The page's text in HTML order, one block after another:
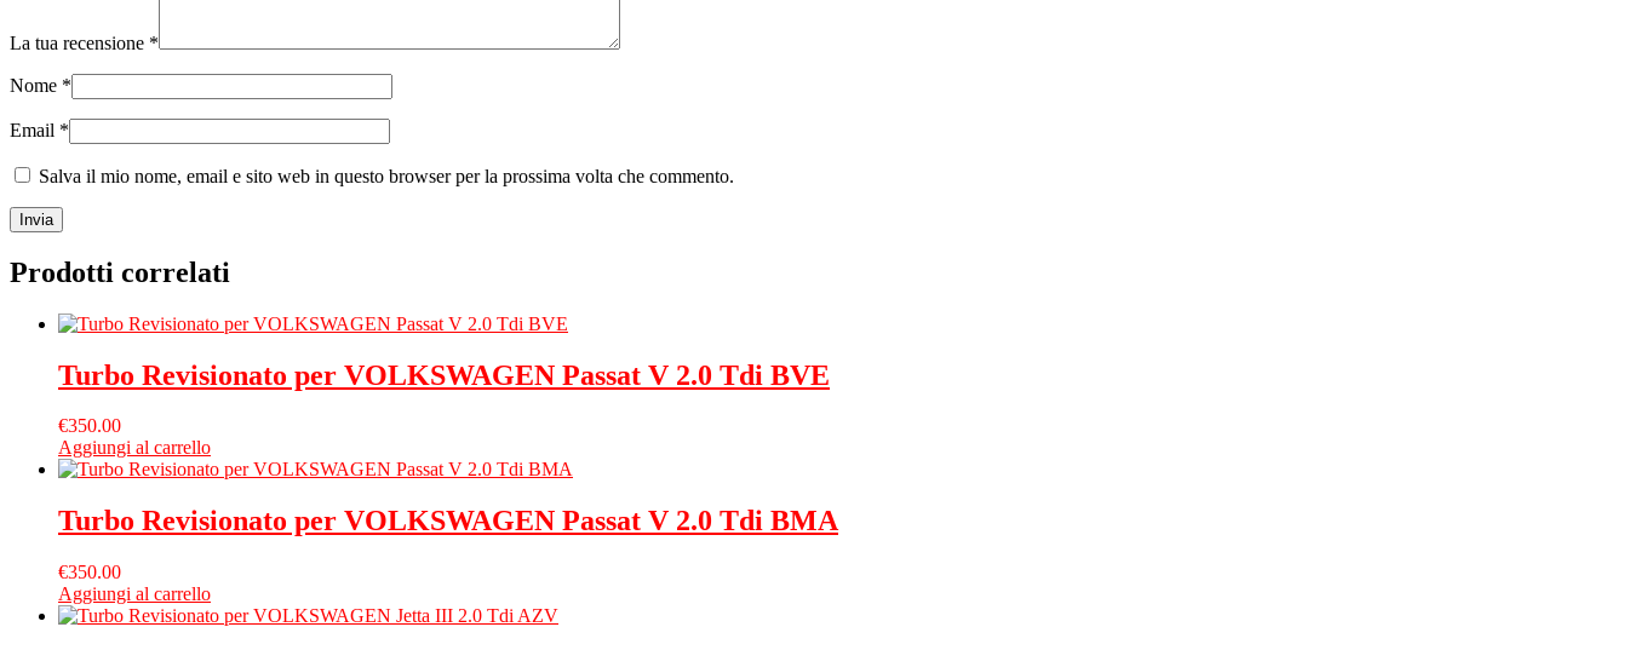
La tua recensione *
Nome *
Email *
Salva il mio nome, email e sito web in questo browser per la prossima volta che commento.
Prodotti correlati
Turbo Revisionato per VOLKSWAGEN Passat V 2.0 Tdi BVE
€350.00
Aggiungi al carrello
Turbo Revisionato per VOLKSWAGEN Passat V 2.0 Tdi BMA
€350.00
Aggiungi al carrello